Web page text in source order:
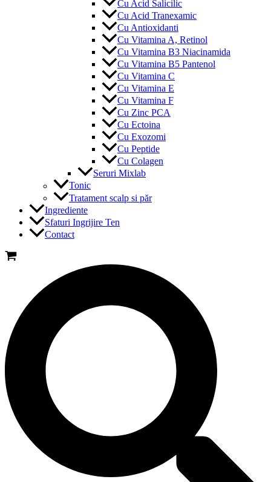
Cu Acid Salicilic
Cu Acid Tranexamic
Cu Antioxidanti
Cu Vitamina A, Retinol
Cu Vitamina B3 Niacinamida
Cu Vitamina B5 Pantenol
Cu Vitamina C
Cu Vitamina E
Cu Vitamina F
Cu Zinc PCA
Cu Ectoina
Cu Exozomi
Cu Peptide
Cu Colagen
Seruri Mixlab
Tonic
Tratament scalp si păr
Ingrediente
Sfaturi Ingrijire Ten
Contact